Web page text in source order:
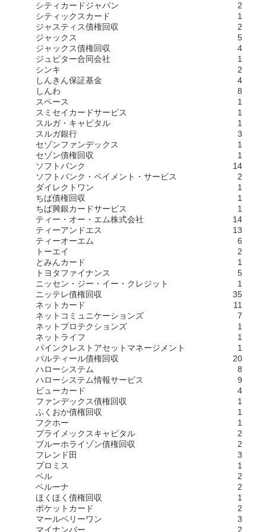
シティカードジャパン
2
シティックスカード
1
ジャスティス債権回収
2
ジャックス
5
ジャックス債権回収
4
ジュピター合同会社
1
シンキ
2
しんきん保証基金
4
しんわ
8
スペース
1
スミセイカードサービス
1
スルガ・キャピタル
1
スルガ銀行
3
セゾンファンデックス
1
セゾン債権回収
1
ソフトバンク
14
ソフトバンク・ペイメント・サービス
2
ダイレクトワン
1
ちば債権回収
1
ちば興銀カードサービス
1
ティー・オー・エム株式会社
14
ティーアンドエス
13
ティーオーエム
6
トーエイ
2
とみんカード
1
トヨタファイナンス
5
ニッセン・ジー・イー・クレジット
1
ニッテレ債権回収
35
ネットカード
11
ネットコミュニケーションズ
7
ネットプロテクションズ
1
ネットライフ
1
パインクレストアセットマネージメント
1
パルティール債権回収
20
ハローシステム
8
ハローシステム情報サービス
9
ビューカード
4
ファンデックス債権回収
1
ふくおか債権回収
1
フクホー
1
プライメックスキャピタル
2
ブルーホライゾン債権回収
2
フレンド田
3
プロミス
1
ベル
2
ベルーナ
2
ほくほく債権回収
1
ポケットカード
2
マールベリーワン
3
マイナンバー
2